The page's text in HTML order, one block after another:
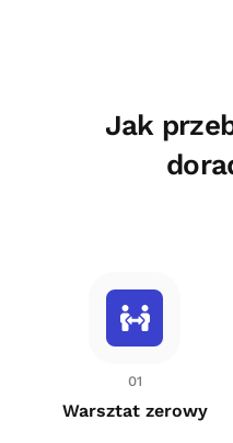
Jak
01
Warsztat zerowy